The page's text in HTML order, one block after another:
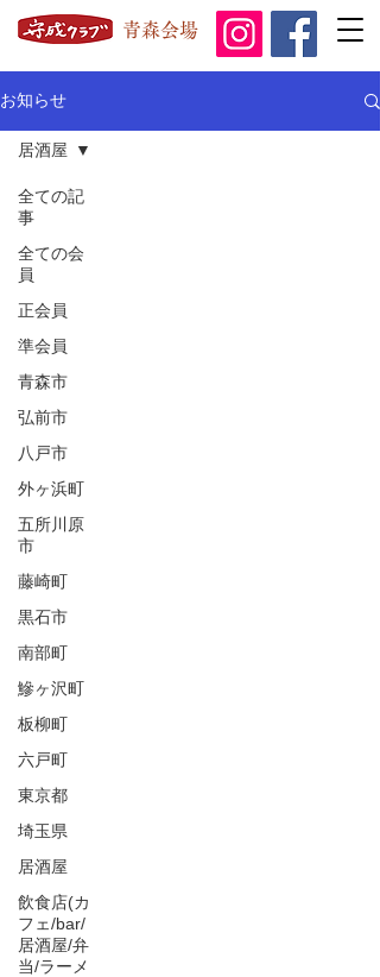
青森会場
お知らせ
全ての記
事
全ての会
員
正会員
準会員
青森市
弘前市
八戸市
外ヶ浜町
五所川原
市
藤崎町
黒石市
南部町
鰺ヶ沢町
板柳町
六戸町
東京都
埼玉県
居酒屋
飲食店(カ
フェ/bar/
居酒屋/弁
当/ラーメ
居酒屋